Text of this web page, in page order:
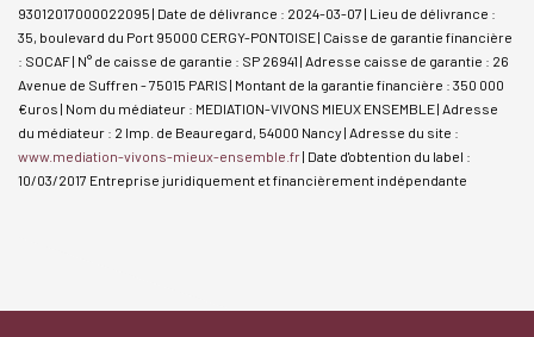
93012017000022095 | Date de délivrance : 2024-03-07 | Lieu de délivrance :
35, boulevard du Port 95000 CERGY-PONTOISE | Caisse de garantie financière
: SOCAF | N° de caisse de garantie : SP 26941 | Adresse caisse de garantie : 26
Avenue de Suffren - 75015 PARIS | Montant de la garantie financière : 350 000
€uros | Nom du médiateur : MEDIATION-VIVONS MIEUX ENSEMBLE | Adresse
du médiateur : 2 Imp. de Beauregard, 54000 Nancy | Adresse du site :
www.mediation-vivons-mieux-ensemble.fr| Date d'obtention du label :
10/03/2017 Entreprise juridiquement et financièrement indépendante